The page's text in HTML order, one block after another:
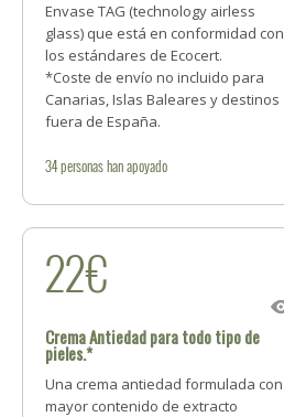
Envase TAG (technology airless
glass) que está en conformidad con
los estándares de Ecocert.
*Coste de envío no incluido para
Canarias, Islas Baleares y destinos
fuera de España.
34personashan apoyado
22€
Crema Antiedad para todo tipo de
pieles.*
Una crema antiedad formulada con
mayor contenido de extracto